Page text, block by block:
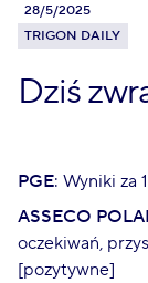
28/5/2025
TRIGON DAILY
Dziś
PGE: Wyniki za
ASSECO
oczekiwań,
[pozytywne]